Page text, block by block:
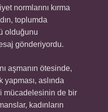
normlarını kırma
toplumda
olduğunu
gönderiyordu.
aşmanın ötesinde,
yapması, aslında
mücadelesinin de bir
kadınların